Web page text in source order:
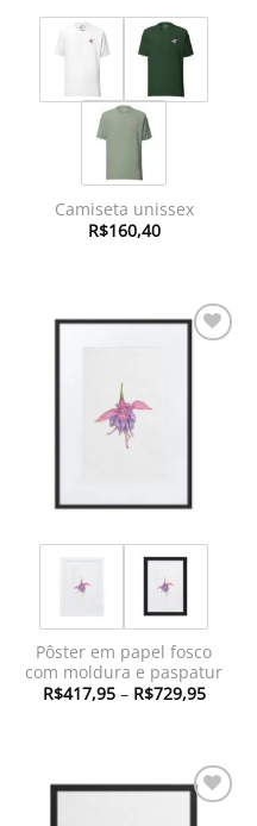
Camiseta unissex
R$160,40
Pôster em papel fosco
com moldura e paspatur
R$417,95 – R$729,95Faixa